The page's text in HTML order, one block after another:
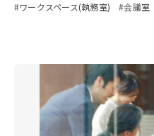
#ワークスペース(執務室)
#会議室